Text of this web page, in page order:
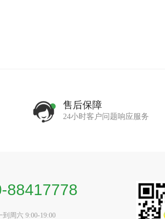
售后保障
24小时客户问题响应服务
88417778
到周六 9:00-19:00